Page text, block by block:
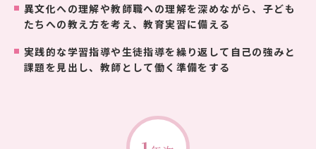
異文化への理解や教師職への理解を深めながら、子ども
たちへの教え方を考え、教育実習に備える
実践的な学習指導や生徒指導を繰り返して自己の強みと
課題を見出し、教師として働く準備をする